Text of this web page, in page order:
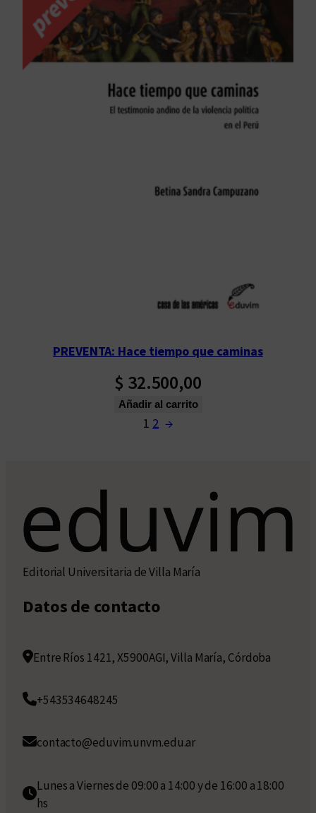
PREVENTA: Hace tiempo que caminas
$ 32.500,00
Añadir al carrito
1 2 →
Editorial Universitaria de Villa María
Datos de contacto
Entre Ríos 1421, X5900AGI, Villa María, Córdoba
+543534648245
contacto@eduvim.unvm.edu.ar
Lunes a Viernes de 09:00 a 14:00 y de 16:00 a 18:00
hs